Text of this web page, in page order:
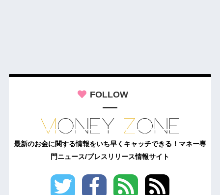
FOLLOW
最新のお金に関する情報をいち早くキャッチできる！マネー専
門ニュース/プレスリリース情報サイト